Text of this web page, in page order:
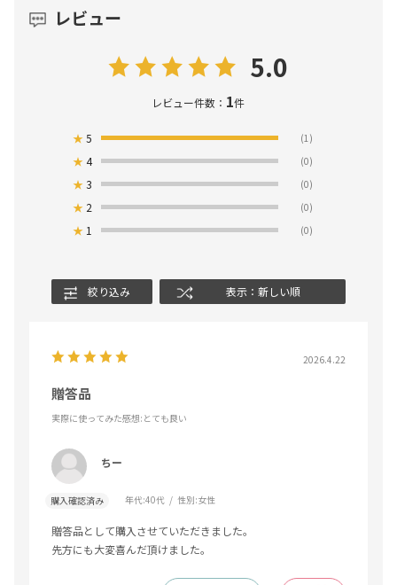
レビュー
5.0
レビュー件数： 1件
★5 (1)
★4 (0)
★3 (0)
★ 2 (0)
★ 1 (0)
絞り込み 表示：新しい順
2026.4.22
贈答品
実際に使ってみた感想:とても良い
ちー
購入確認済み 年代:40代 性別:女性
贈答品として購入させていただきました。
先方にも大変喜んだ頂けました。